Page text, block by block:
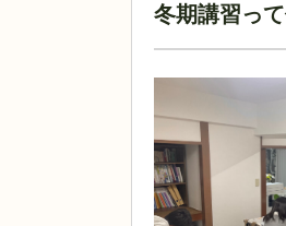
冬期講習っ